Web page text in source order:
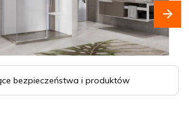
bezpieczeństwa i produktów